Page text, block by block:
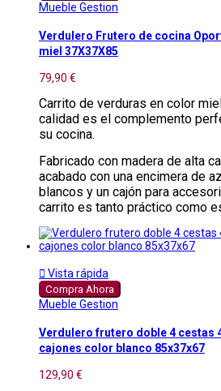
Mueble Gestion
Verdulero Frutero de cocina
miel 37X37X85
79,90 €
Carrito de verduras en color
calidad es el complemento
su cocina.
Fabricado con madera de alta
acabado con una encimera de
blancos y un cajón para
carrito es tanto práctico como
 Vista rápida
Compra Ahora
Mueble Gestion
Verdulero frutero doble 4 cestas
cajones color blanco 85x37x67
129,90 €